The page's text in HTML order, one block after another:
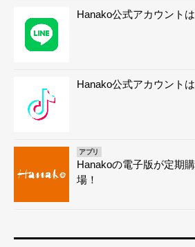
Hanako公式アカウント
Hanako公式アカウント
アプリ
Hanakoの電子版が定期
場！